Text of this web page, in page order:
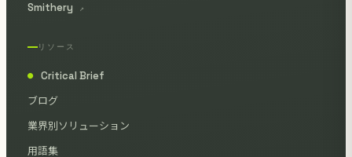
Smithery ↗
リソース
●
Critical Brief
ブログ
業界別ソリューション
用語集